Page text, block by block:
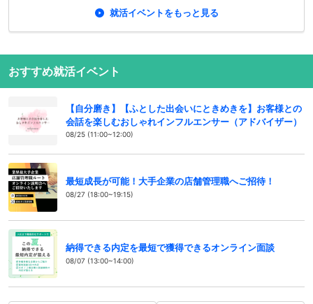
就活イベントをもっと見る
おすすめ就活イベント
【自分磨き】【ふとした出会いにときめきを】お客様との
会話を楽しむおしゃれインフルエンサー（アドバイザー）
08/25 (11:00~12:00)
最短成長が可能！大手企業の店舗管理職へご招待！
08/27 (18:00~19:15)
納得できる内定を最短で獲得できるオンライン面談
08/07 (13:00~14:00)